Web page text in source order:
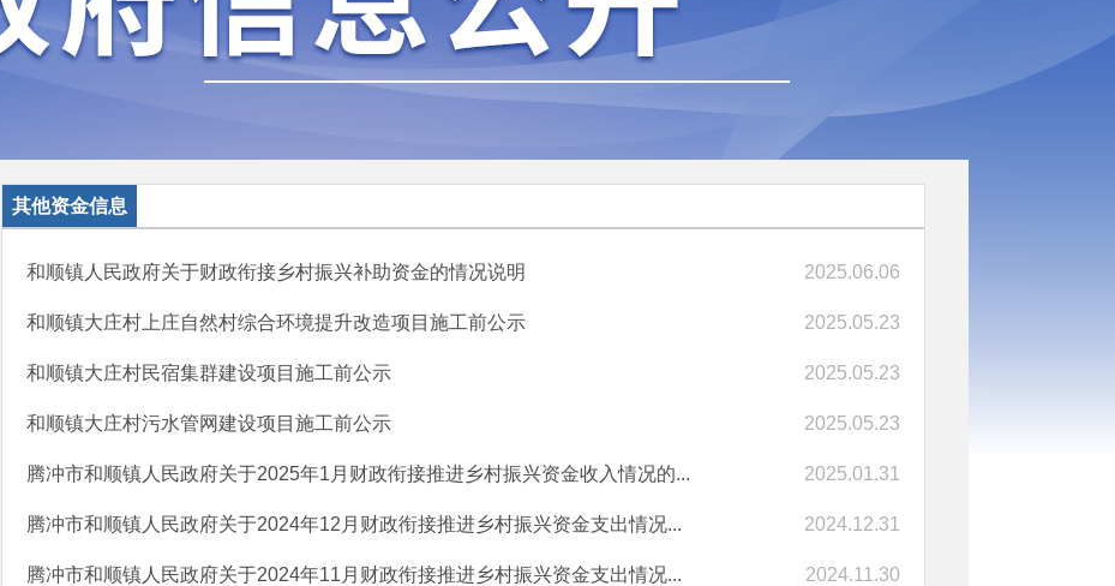
其他资金信息
和顺镇人民政府关于财政衔接乡村振兴补助资金的情况说明 2025.06.06
和顺镇大庄村上庄自然村综合环境提升改造项目施工前公示 2025.05.23
和顺镇大庄村民宿集群建设项目施工前公示 2025.05.23
和顺镇大庄村污水管网建设项目施工前公示 2025.05.23
腾冲市和顺镇人民政府关于2025年1月财政衔接推进乡村振兴资金收入情况的... 2025.01.31
腾冲市和顺镇人民政府关于2024年12月财政衔接推进乡村振兴资金支出情况... 2024.12.31
腾冲市和顺镇人民政府关于2024年11月财政衔接推进乡村振兴资金支出情况... 2024.11.30